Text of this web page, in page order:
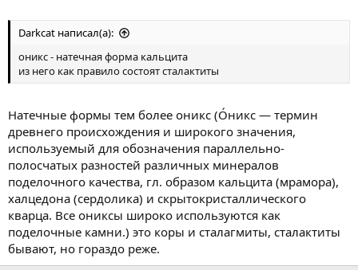
Darkcat написал(а):
оникс - натечная форма кальцита
из него как правило состоят сталактиты
Натечные формы тем более оникс (О́никс — термин
древнего происхождения и широкого значения,
используемый для обозначения параллельно-
полосчатых разностей различных минералов
поделочного качества, гл. образом кальцита (мрамора),
халцедона (сердолика) и скрытокристаллического
кварца. Все ониксы широко используются как
поделочные камни.) это коры и сталагмиты, сталактиты
бывают, но гораздо реже.